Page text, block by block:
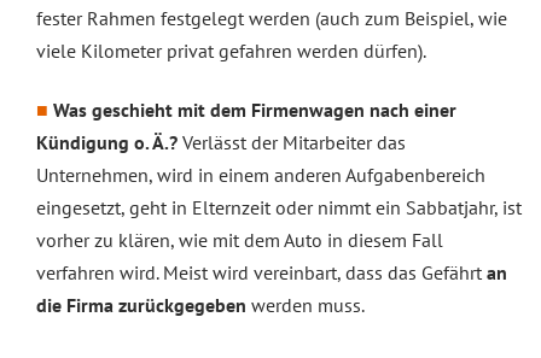
fester Rahmen festgelegt werden (auch zum Beispiel, wie
viele Kilometer privat gefahren werden dürfen).
Was geschieht mit dem Firmenwagen nach einer
Kündigung o. Ä.? Verlässt der Mitarbeiter das
Unternehmen, wird in einem anderen Aufgabenbereich
eingesetzt, geht in Elternzeit oder nimmt ein Sabbatjahr, ist
vorher zu klären, wie mit dem Auto in diesem Fall
verfahren wird. Meist wird vereinbart, dass das Gefährt an
die Firma zurückgegeben werden muss.